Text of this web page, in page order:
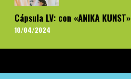
Cápsula LV: con «ANIKA KUNST»
10/04/2024